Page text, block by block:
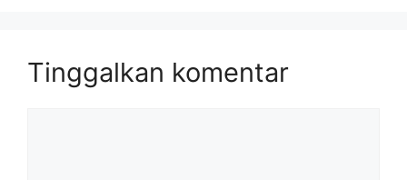
Tinggalkan komentar